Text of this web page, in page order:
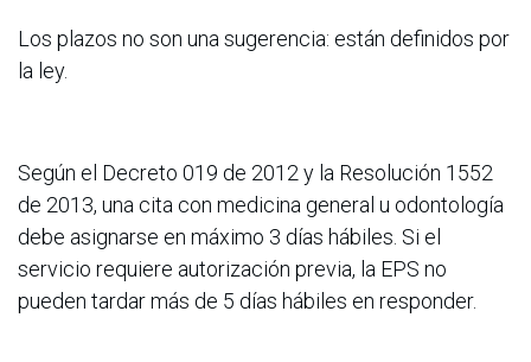
Los plazos no son una sugerencia: están definidos por
la ley.
Según el Decreto 019 de 2012 y la Resolución 1552
de 2013, una cita con medicina general u odontología
debe asignarse en máximo 3 días hábiles. Si el
servicio requiere autorización previa, la EPS no
pueden tardar más de 5 días hábiles en responder.